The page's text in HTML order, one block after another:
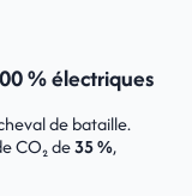
% électriques
de bataille.
CO₂ de35 %,